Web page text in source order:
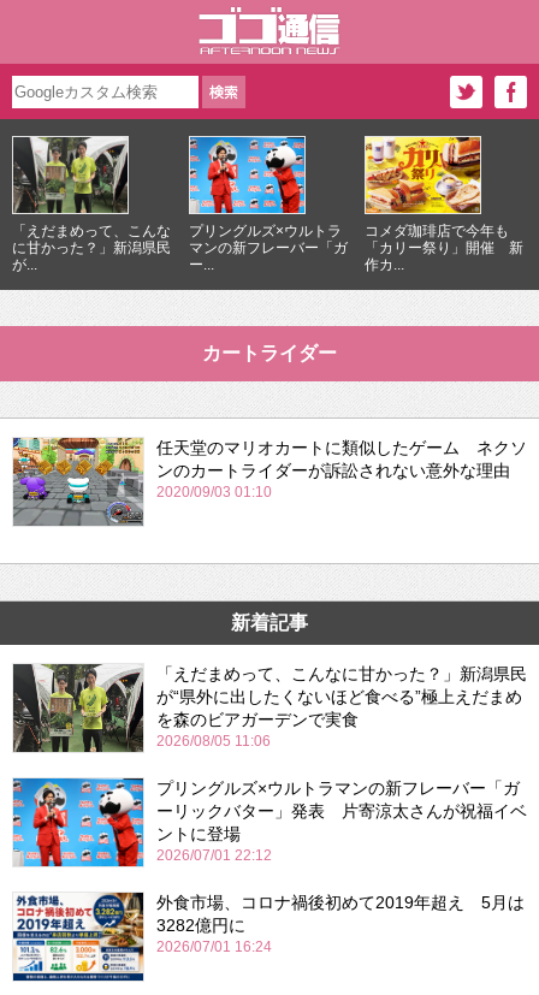
「えだまめって、こんな
に甘かった？」新潟県民
が...
プリングルズ×ウルトラ
マンの新フレーバー「ガ
ー...
コメダ珈琲店で今年も
「カリー祭り」開催 新
作カ...
カートライダー
任天堂のマリオカートに類似したゲーム ネクソ
ンのカートライダーが訴訟されない意外な理由
2020/09/03 01:10
新着記事
「えだまめって、こんなに甘かった？」新潟県民
が“県外に出したくないほど食べる”極上えだまめ
を森のビアガーデンで実食
2026/08/05 11:06
プリングルズ×ウルトラマンの新フレーバー「ガ
ーリックバター」発表 片寄涼太さんが祝福イベ
ントに登場
2026/07/01 22:12
外食市場、コロナ禍後初めて2019年超え 5月は
3282億円に
2026/07/01 16:24